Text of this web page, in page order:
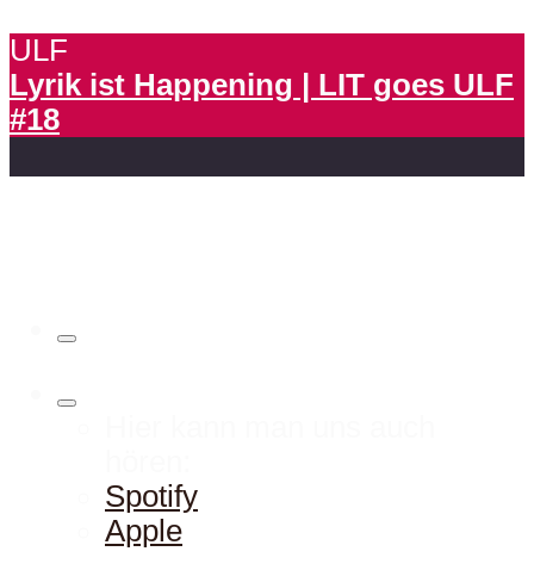
ULF
Lyrik ist Happening | LIT goes ULF
#18
Spotify
Apple